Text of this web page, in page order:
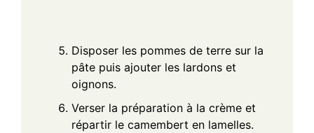
Disposer les pommes de terre sur la
pâte puis ajouter les lardons et
oignons.
Verser la préparation à la crème et
répartir le camembert en lamelles.